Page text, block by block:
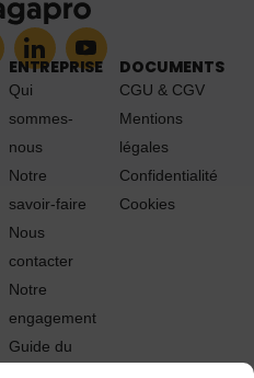
ENTREPRISE
Qui
sommes-
nous
Notre
savoir-faire
Nous
contacter
Notre
engagement
Guide du
DOCUMENTS
CGU & CGV
Mentions
légales
Confidentialité
Cookies